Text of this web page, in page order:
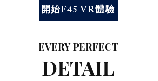
開始F45 VR體驗
EVERY PERFECT
DETAIL